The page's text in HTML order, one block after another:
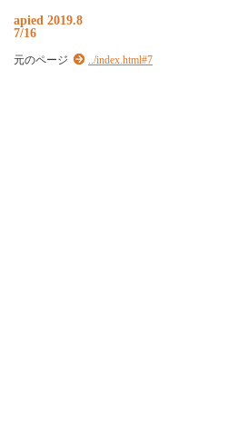
apied 2019.8
7/16
元のページ ../index.html#7